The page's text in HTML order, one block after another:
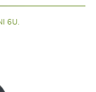
6U.